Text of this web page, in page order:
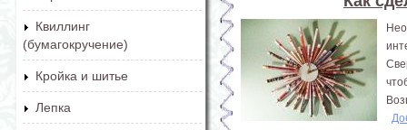
Квиллинг
(бумагокручение)
Кройка и шитье
Лепка